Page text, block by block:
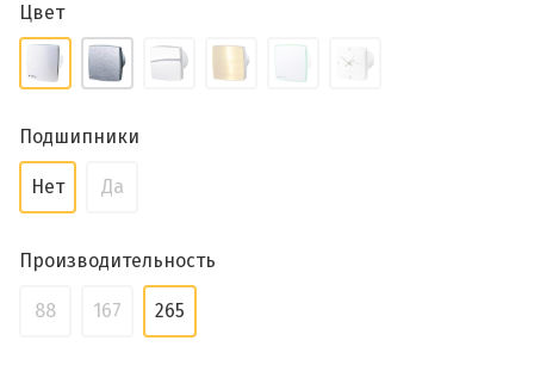
Цвет
Подшипники
Нет Да
Производительность
88 167 265